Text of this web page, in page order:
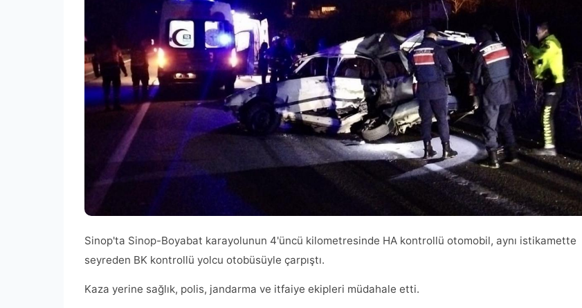
Sinop'ta Sinop-Boyabat karayolunun 4'üncü kilometresinde HA kontrollü otomobil, aynı istikamette
seyreden BK kontrollü yolcu otobüsüyle çarpıştı.
Kaza yerine sağlık, polis, jandarma ve itfaiye ekipleri müdahale etti.